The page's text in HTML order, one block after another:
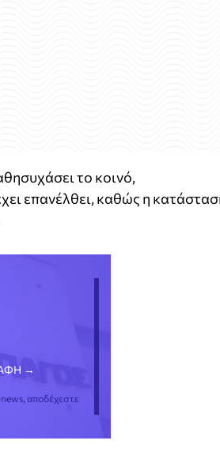
το κοινό,
επανέλθει, καθώς η
αποδέχεστε